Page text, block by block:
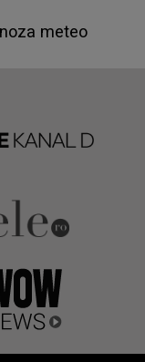
meteo